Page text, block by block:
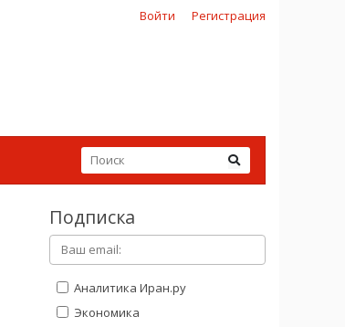
Войти Регистрация
Подписка
Аналитика Иран.ру
Экономика